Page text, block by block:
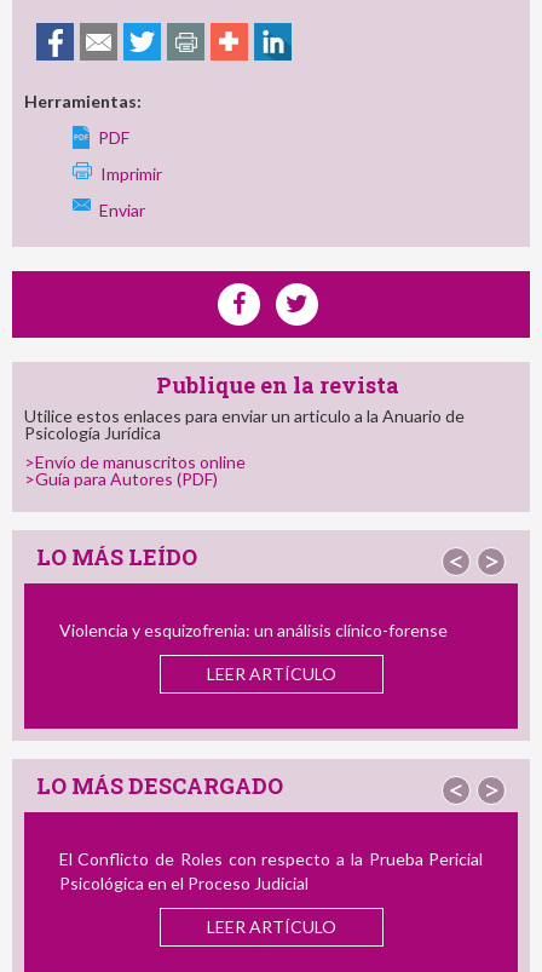
Herramientas:
PDF
Imprimir
Enviar
Publique en la revista
Utilice estos enlaces para enviar un articulo a la Anuario de
Psicología Jurídica
>Envío de manuscritos online
>Guía para Autores (PDF)
LO MÁS LEÍDO < >
Violencia y esquizofrenia: un análisis clínico-forense
LEER ARTÍCULO
LO MÁS DESCARGADO < >
El Conflicto de Roles con respecto a la Prueba Pericial
Psicológica en el Proceso Judicial
LEER ARTÍCULO